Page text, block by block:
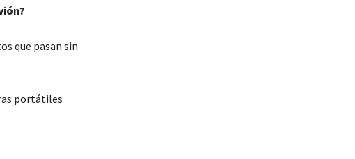
que pasan sin
portátiles